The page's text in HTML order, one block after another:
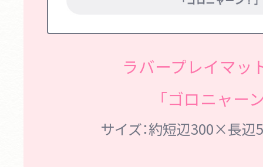
ラバープレイマッ
「ゴロニャーン
サイズ：約短辺300×長